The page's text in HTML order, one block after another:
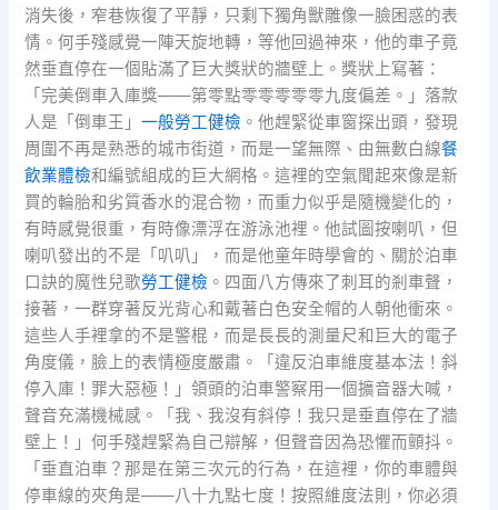
消失後，窄巷恢復了平靜，只剩下獨角獸雕像一臉困惑的表
情。何手殘感覺一陣天旋地轉，等他回過神來，他的車子竟
然垂直停在一個貼滿了巨大獎狀的牆壁上。獎狀上寫著：
「完美倒車入庫獎——第零點零零零零零九度偏差。」落款
人是「倒車王」一般勞工健檢 。他趕緊從車窗探出頭，發現
周圍不再是熟悉的城市街道，而是一望無際、由無數白線餐
飲業體檢和編號組成的巨大網格。這裡的空氣聞起來像是新
買的輪胎和劣質香水的混合物，而重力似乎是隨機變化的，
有時感覺很重，有時像漂浮在游泳池裡。他試圖按喇叭，但
喇叭發出的不是「叭叭」，而是他童年時學會的、關於泊車
口訣的魔性兒歌勞工健檢 。四面八方傳來了刺耳的剎車聲，
接著，一群穿著反光背心和戴著白色安全帽的人朝他衝來。
這些人手裡拿的不是警棍，而是長長的測量尺和巨大的電子
角度儀，臉上的表情極度嚴肅。「違反泊車維度基本法！斜
停入庫！罪大惡極！」領頭的泊車警察用一個擴音器大喊，
聲音充滿機械感。「我、我沒有斜停！我只是垂直停在了牆
壁上！」何手殘趕緊為自己辯解，但聲音因為恐懼而顫抖。
「垂直泊車？那是在第三次元的行為，在這裡，你的車體與
停車線的夾角是——八十九點七度！按照維度法則，你必須